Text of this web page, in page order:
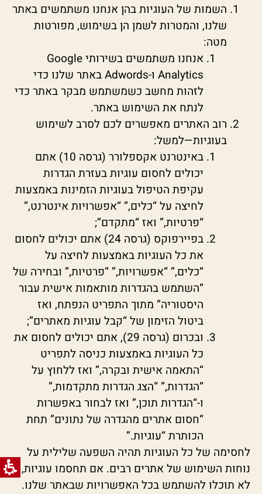
השמות של העוגיות בהן אנחנו משתמשים באתר
שלנו, והמטרות לשמן הן בשימוש, מפורטות
מטה:
אנחנו משתמשים בשירותי Google
Analytics ו-Adwords באתר שלנו כדי
לזהות מחשב כשמשתמש מבקר באתר כדי
לנתח את השימוש באתר.
רוב האתרים מאפשרים לכם לסרב לשימוש
בעוגיות—למשל:
באינטרנט אקספלורר (גרסה 10) אתם
יכולים לחסום עוגיות בעזרת הגדרות
עקיפת הטיפול בעוגיות הזמינות באמצעות
לחיצה על “כלים,” “אפשרויות אינטרנט,”
“פרטיות,” ואז “מתקדם”;
בפיירפוקס (גרסה 24) אתם יכולים לחסום
את כל העוגיות באמצעות לחיצה על
“כלים,” “אפשרויות,” “פרטיות,” ובחירה של
“השתמש בהגדרות מותאמות אישית עבור
היסטוריה” מתוך התפריט הנפתח, ואז
ביטול הזימון של “קבל עוגיות מאתרים”;
ובכרום (גרסה 29), אתם יכולים לחסום את
כל העוגיות באמצעות כניסה לתפריט
“התאמה אישית ובקרה,” ואז ללחוץ על
“הגדרות,” “הצג הגדרות מתקדמות,”
ו-“הגדרות תוכן,” ואז לבחור באפשרות
“חסום אתרים מהגדרה של נתונים” תחת
הכותרת “עוגיות.”
לחסימה של כל העוגיות תהיה השפעה שלילית על
נוחות השימוש של אתרים רבים. אם תחסמו עוגיות,
לא תוכלו להשתמש בכל האפשרויות שבאתר שלנו.